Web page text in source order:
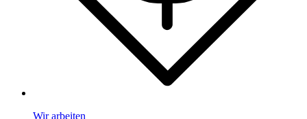
Wir arbeiten